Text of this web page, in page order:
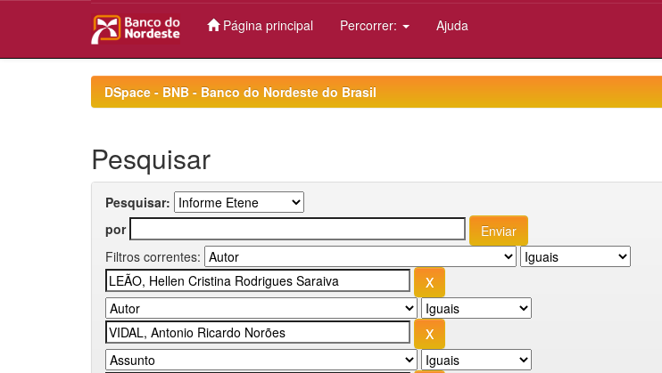
Página principal Percorrer: Ajuda
DSpace - BNB - Banco do Nordeste do Brasil
Pesquisar
Pesquisar:
por
Filtros correntes: